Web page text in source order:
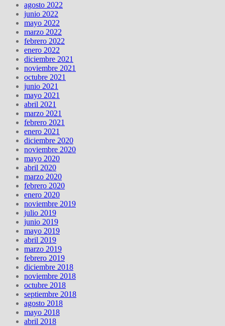
agosto 2022
junio 2022
mayo 2022
marzo 2022
febrero 2022
enero 2022
diciembre 2021
noviembre 2021
octubre 2021
junio 2021
mayo 2021
abril 2021
marzo 2021
febrero 2021
enero 2021
diciembre 2020
noviembre 2020
mayo 2020
abril 2020
marzo 2020
febrero 2020
enero 2020
noviembre 2019
julio 2019
junio 2019
mayo 2019
abril 2019
marzo 2019
febrero 2019
diciembre 2018
noviembre 2018
octubre 2018
septiembre 2018
agosto 2018
mayo 2018
abril 2018